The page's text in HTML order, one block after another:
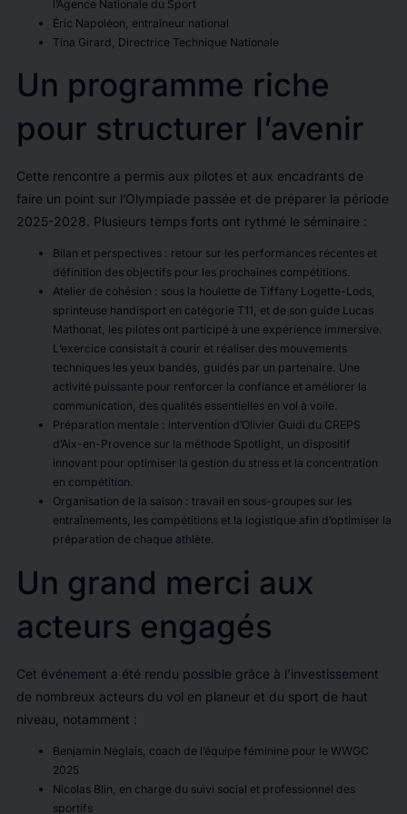
l’Agence Nationale du Sport
Éric Napoléon, entraîneur national
Tina Girard, Directrice Technique Nationale
Un programme riche
pour structurer l’avenir
Cette rencontre a permis aux pilotes et aux encadrants de
faire un point sur l’Olympiade passée et de préparer la période
2025-2028. Plusieurs temps forts ont rythmé le séminaire :
Bilan et perspectives : retour sur les performances récentes et
définition des objectifs pour les prochaines compétitions.
Atelier de cohésion : sous la houlette de Tiffany Logette-Lods,
sprinteuse handisport en catégorie T11, et de son guide Lucas
Mathonat, les pilotes ont participé à une expérience immersive.
L’exercice consistait à courir et réaliser des mouvements
techniques les yeux bandés, guidés par un partenaire. Une
activité puissante pour renforcer la confiance et améliorer la
communication, des qualités essentielles en vol à voile.
Préparation mentale : intervention d’Olivier Guidi du CREPS
d’Aix-en-Provence sur la méthode Spotlight, un dispositif
innovant pour optimiser la gestion du stress et la concentration
en compétition.
Organisation de la saison : travail en sous-groupes sur les
entraînements, les compétitions et la logistique afin d’optimiser la
préparation de chaque athlète.
Un grand merci aux
acteurs engagés
Cet événement a été rendu possible grâce à l’investissement
de nombreux acteurs du vol en planeur et du sport de haut
niveau, notamment :
Benjamin Néglais, coach de l’équipe féminine pour le WWGC
2025
Nicolas Blin, en charge du suivi social et professionnel des
sportifs